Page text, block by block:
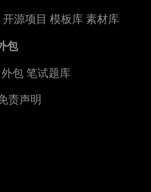
开源项目 模板库 素材库
包
包笔试题库
责声明